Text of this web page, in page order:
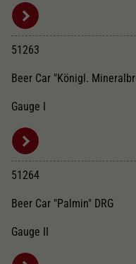
51263
Beer Car "Königl.
Gauge I
51264
Beer Car "Palmin" DRG
Gauge II